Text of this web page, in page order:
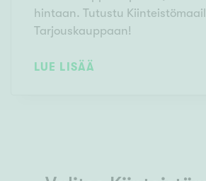
hintaan. Tutustu
Tarjouskauppaan!
LUE LISÄÄ